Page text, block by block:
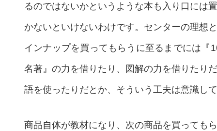
るのではないかというような本も入り口には
かないといけないわけです。センターの理想
インナップを買ってもらうに至るまでには『
名著』の力を借りたり、図解の力を借りたり
語を使ったりだとか、そういう工夫は意識し
商品自体が教材になり、次の商品を買っても